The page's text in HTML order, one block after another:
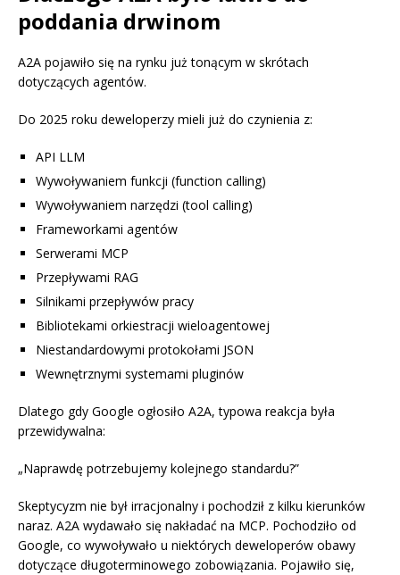
poddania drwinom
A2A pojawiło się na rynku już tonącym w skrótach
dotyczących agentów.
Do 2025 roku deweloperzy mieli już do czynienia z:
API LLM
Wywoływaniem funkcji (function calling)
Wywoływaniem narzędzi (tool calling)
Frameworkami agentów
Serwerami MCP
Przepływami RAG
Silnikami przepływów pracy
Bibliotekami orkiestracji wieloagentowej
Niestandardowymi protokołami JSON
Wewnętrznymi systemami pluginów
Dlatego gdy Google ogłosiło A2A, typowa reakcja była
przewidywalna:
„Naprawdę potrzebujemy kolejnego standardu?”
Skeptycyzm nie był irracjonalny i pochodził z kilku kierunków
naraz. A2A wydawało się nakładać na MCP. Pochodziło od
Google, co wywoływało u niektórych deweloperów obawy
dotyczące długoterminowego zobowiązania. Pojawiło się,